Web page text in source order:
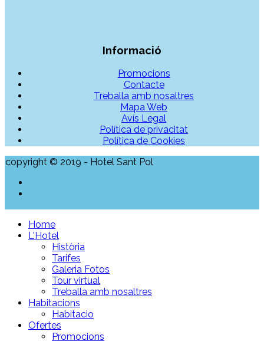
Informació
Promocions
Contacte
Treballa amb nosaltres
Mapa Web
Avís Legal
Política de privacitat
Política de Cookies
copyright © 2019 - Hotel Sant Pol
Home
L'Hotel
Història
Tarifes
Galeria Fotos
Tour virtual
Treballa amb nosaltres
Habitacions
Habitacio
Ofertes
Promocions